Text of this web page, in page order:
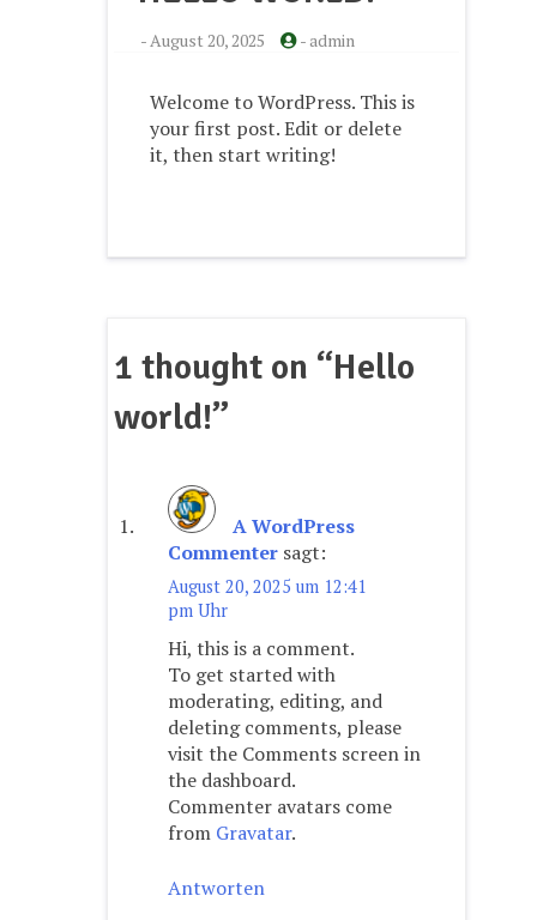
-August 20, 2025 -admin
Welcome to WordPress. This is
your first post. Edit or delete
it, then start writing!
1 thought on “Hello
world!”
A WordPress
Commenter sagt:
August 20, 2025 um 12:41
pm Uhr
Hi, this is a comment.
To get started with
moderating, editing, and
deleting comments, please
visit the Comments screen in
the dashboard.
Commenter avatars come
from Gravatar.
Antworten